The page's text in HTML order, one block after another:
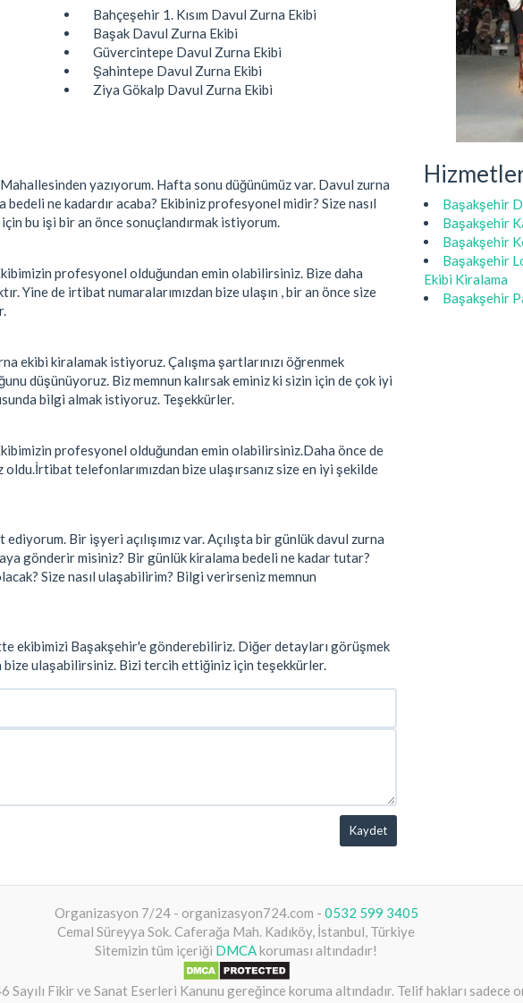
Bahçeşehir 1. Kısım Davul Zurna Ekibi
Başak Davul Zurna Ekibi
Güvercintepe Davul Zurna Ekibi
Şahintepe Davul Zurna Ekibi
Ziya Gökalp Davul Zurna Ekibi
yazıyorum. Hafta sonu düğünümüz var. Davul zurna
bedeli ne kadardır acaba? Ekibiniz profesyonel midir? Size nasıl
için bu işi bir an önce sonuçlandırmak istiyorum.
profesyonel olduğundan emin olabilirsiniz. Bize daha
Yine de irtibat numaralarımızdan bize ulaşın , bir an önce size
ekibi kiralamak istiyoruz. Çalışma şartlarınızı öğrenmek
düşünüyoruz. Biz memnun kalırsak eminiz ki sizin için de çok iyi
bilgi almak istiyoruz. Teşekkürler.
profesyonel olduğundan emin olabilirsiniz.Daha önce de
oldu.İrtibat telefonlarımızdan bize ulaşırsanız size en iyi şekilde
Bir işyeri açılışımız var. Açılışta bir günlük davul zurna
gönderir misiniz? Bir günlük kiralama bedeli ne kadar tutar?
Size nasıl ulaşabilirim? Bilgi verirseniz memnun
ekibimizi Başakşehir'e gönderebiliriz. Diğer detayları görüşmek
bize ulaşabilirsiniz. Bizi tercih ettiğiniz için teşekkürler.
Kaydet
Başakşehir
Başakşehir
Başakşehir
Başakşehir
Ekibi Kiralama
Başakşehir
Organizasyon 7/24 - organizasyon724.com - 0532 599 3405
Cemal Süreyya Sok. Caferağa Mah. Kadıköy, İstanbul, Türkiye
Sitemizin tüm içeriği DMCAkoruması altındadır!
Sayılı Fikir ve Sanat Eserleri Kanunu gereğince koruma altındadır. Telif hakları